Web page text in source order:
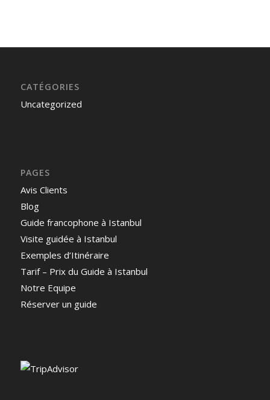
CATÉGORIES
Uncategorized
PAGES
Avis Clients
Blog
Guide francophone à Istanbul
Visite guidée à Istanbul
Exemples d’Itinéraire
Tarif – Prix du Guide à Istanbul
Notre Equipe
Réserver un guide